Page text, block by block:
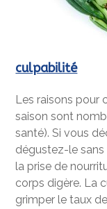
culpabilité
Les raisons pour
saison sont
santé). Si vous
dégustez-le sans
la prise de
corps digère. La
grimper le taux